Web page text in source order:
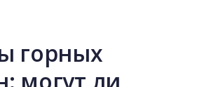
горных
могут ли